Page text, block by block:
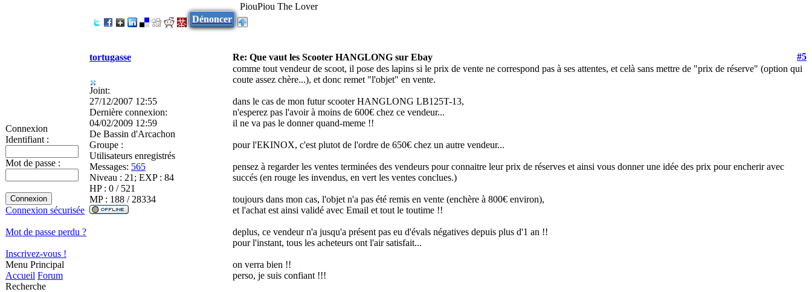
Connexion
Identifiant :
Mot de passe :
Connexion sécurisée
Mot de passe perdu ?
Inscrivez-vous !
Menu Principal
Accueil Forum
Recherche
PiouPiou The Lover
Dénoncer
tortugasse Re: Que vaut les Scooter HANGLONG sur Ebay #5
Joint:
27/12/2007 12:55
Dernière connexion:
04/02/2009 12:59
De Bassin d'Arcachon
Groupe :
Utilisateurs enregistrés
Messages: 565
Niveau : 21; EXP : 84
HP : 0 / 521
MP : 188 / 28334
comme tout vendeur de scoot, il pose des lapins si le prix de vente ne correspond pas à ses attentes, et celà sans mettre de "prix de réserve" (option qui
coute assez chère...), et donc remet "l'objet" en vente.
dans le cas de mon futur scooter HANGLONG LB125T-13,
n'esperez pas l'avoir à moins de 600€ chez ce vendeur...
il ne va pas le donner quand-meme !!
pour l'EKINOX, c'est plutot de l'ordre de 650€ chez un autre vendeur...
pensez à regarder les ventes terminées des vendeurs pour connaitre leur prix de réserves et ainsi vous donner une idée des prix pour encherir avec
succés (en rouge les invendus, en vert les ventes conclues.)
toujours dans mon cas, l'objet n'a pas été remis en vente (enchère à 800€ environ),
et l'achat est ainsi validé avec Email et tout le toutime !!
deplus, ce vendeur n'a jusqu'a présent pas eu d'évals négatives depuis plus d'1 an !!
pour l'instant, tous les acheteurs ont l'air satisfait...
on verra bien !!
perso, je suis confiant !!!